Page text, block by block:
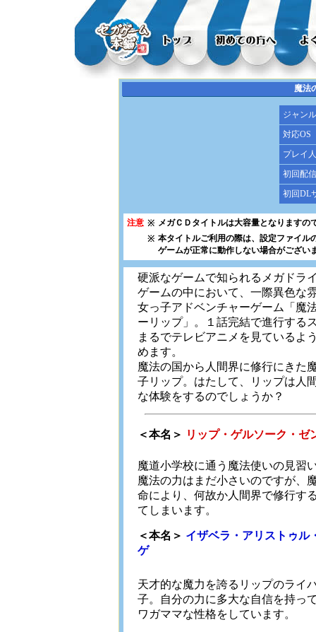
魔法
ジャンル
対応OS
プレイ
初回配
初回DL
注意 ※ メガＣＤタイトルは大容量となりますの
※ 本タイトルご利用の際は、設定ファイル
ゲームが正常に動作しない場合がござい
硬派なゲームで知られるメガドラ
ゲームの中において、一際異色な
女っ子アドベンチャーゲーム「魔
ーリップ」。１話完結で進行する
まるでテレビアニメを見ているよ
めます。
魔法の国から人間界に修行にきた
子リップ。はたして、リップは人
な体験をするのでしょうか？
＜本名＞ リップ・ゲルソーク・ゼ
魔道小学校に通う魔法使いの見習
魔法の力はまだ小さいのですが、
命により、何故か人間界で修行す
てしまいます。
＜本名＞ イザベラ・アリストゥル
ゲ
天才的な魔力を誇るリップのライ
子。自分の力に多大な自信を持っ
ワガママな性格をしています。